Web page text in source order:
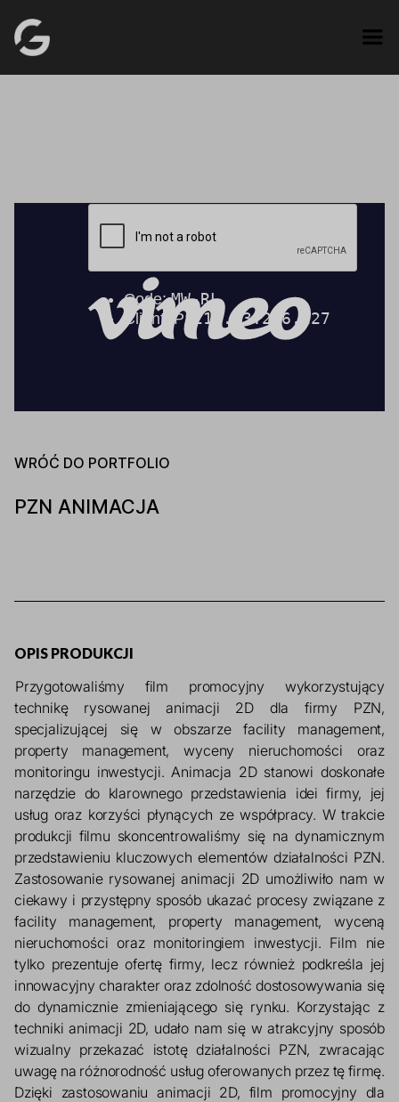
WRÓĆ DO PORTFOLIO
PZN ANIMACJA
OPIS PRODUKCJI
Przygotowaliśmy film promocyjny wykorzystujący
technikę rysowanej animacji 2D dla firmy PZN,
specjalizującej się w obszarze facility management,
property management, wyceny nieruchomości oraz
monitoringu inwestycji. Animacja 2D stanowi doskonałe
narzędzie do klarownego przedstawienia idei firmy, jej
usług oraz korzyści płynących ze współpracy. W trakcie
produkcji filmu skoncentrowaliśmy się na dynamicznym
przedstawieniu kluczowych elementów działalności PZN.
Zastosowanie rysowanej animacji 2D umożliwiło nam w
ciekawy i przystępny sposób ukazać procesy związane z
facility management, property management, wyceną
nieruchomości oraz monitoringiem inwestycji. Film nie
tylko prezentuje ofertę firmy, lecz również podkreśla jej
innowacyjny charakter oraz zdolność dostosowywania się
do dynamicznie zmieniającego się rynku. Korzystając z
techniki animacji 2D, udało nam się w atrakcyjny sposób
wizualny przekazać istotę działalności PZN, zwracając
uwagę na różnorodność usług oferowanych przez tę firmę.
Dzięki zastosowaniu animacji 2D, film promocyjny dla